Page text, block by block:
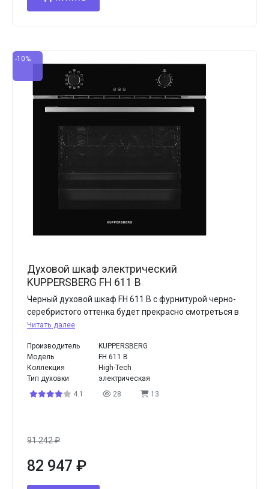
-10%
Духовой шкаф электрический
KUPPERSBERG FH 611 B
Черный духовой шкаф FH 611 B с фурнитурой черно-
серебристого оттенка будет прекрасно смотреться в
Читать далее
Производитель
KUPPERSBERG
Модель
FH 611 B
Коллекция
High-Tech
Тип духовки
электрическая
4.1
28 13
91 242₽
82 947 ₽